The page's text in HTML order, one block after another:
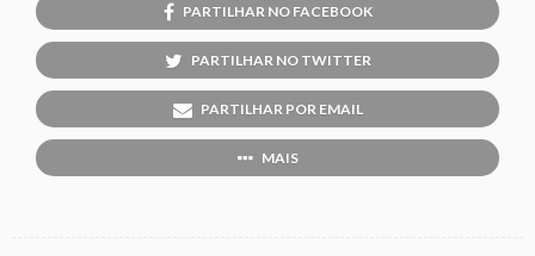
PARTILHAR NO FACEBOOK
PARTILHAR NO TWITTER
PARTILHAR POR EMAIL
MAIS